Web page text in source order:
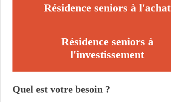
Résidence seniors à l'achat
Résidence seniors à
l'investissement
Quel est votre besoin ?